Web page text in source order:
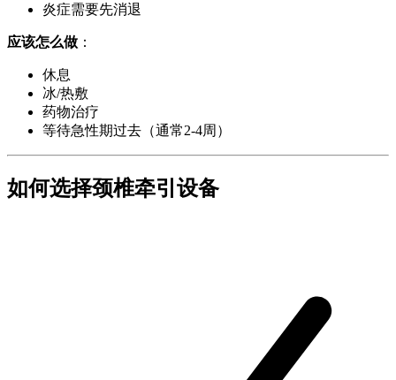
炎症需要先消退
应该怎么做 ：
休息
冰/热敷
药物治疗
等待急性期过去（通常2-4周）
如何选择颈椎牵引设备